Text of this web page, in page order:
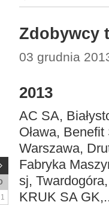
Zdobywcy
03 grudnia
2013
AC SA,
Oława,
Warszawa,
Fabryka
sj,
KRUK SA
1